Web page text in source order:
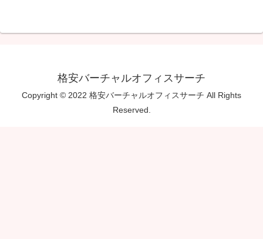
格安バーチャルオフィスサーチ
Copyright © 2022 格安バーチャルオフィスサーチ All Rights
Reserved.